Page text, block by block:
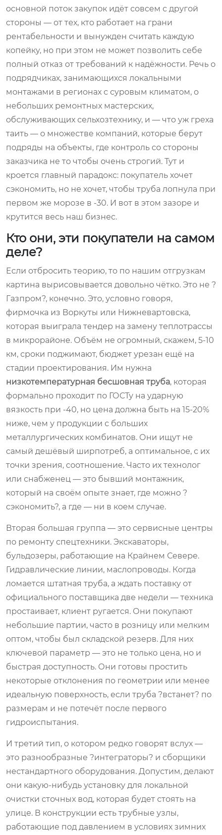
основной поток закупок идёт совсем с другой
стороны — от тех, кто работает на грани
рентабельности и вынужден считать каждую
копейку, но при этом не может позволить себе
полный отказ от требований к надёжности. Речь о
подрядчиках, занимающихся локальными
монтажами в регионах с суровым климатом, о
небольших ремонтных мастерских,
обслуживающих сельхозтехнику, и — что уж греха
таить — о множестве компаний, которые берут
подряды на объекты, где контроль со стороны
заказчика не то чтобы очень строгий. Тут и
кроется главный парадокс: покупатель хочет
сэкономить, но не хочет, чтобы труба лопнула при
первом же морозе в -30. И вот в этом зазоре и
крутится весь наш бизнес.
Кто они, эти покупатели на самом
деле?
Если отбросить теорию, то по нашим отгрузкам
картина вырисовывается довольно чётко. Это не ?
Газпром?, конечно. Это, условно говоря,
фирмочка из Воркуты или Нижневартовска,
которая выиграла тендер на замену теплотрассы
в микрорайоне. Объём не огромный, скажем, 5-10
км, сроки поджимают, бюджет урезан ещё на
стадии проектирования. Им нужна
низкотемпературная бесшовная труба, которая
формально проходит по ГОСТу на ударную
вязкость при -40, но цена должна быть на 15-20%
ниже, чем у продукции с больших
металлургических комбинатов. Они ищут не
самый дешёвый ширпотреб, а оптимальное, с их
точки зрения, соотношение. Часто их технолог
или снабженец — это бывший монтажник,
который на своём опыте знает, где можно ?
сэкономить?, а где — ни в коем случае.
Вторая большая группа — это сервисные центры
по ремонту спецтехники. Экскаваторы,
бульдозеры, работающие на Крайнем Севере.
Гидравлические линии, маслопроводы. Когда
ломается штатная труба, а ждать поставку от
официального поставщика две недели — техника
простаивает, клиент ругается. Они покупают
небольшие партии, часто в розницу или мелким
оптом, чтобы был складской резерв. Для них
ключевой параметр — это не только цена, но и
быстрая доступность. Они готовы простить
некоторые отклонения по геометрии или менее
идеальную поверхность, если труба ?встанет? по
размерам и не потечёт после первого
гидроиспытания.
И третий тип, о котором редко говорят вслух —
это разнообразные ?интеграторы? и сборщики
нестандартного оборудования. Допустим, делают
они какую-нибудь установку для локальной
очистки сточных вод, которая будет стоять на
улице. В конструкции есть трубные узлы,
работающие под давлением в условиях зимних